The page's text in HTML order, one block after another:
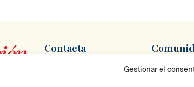
Gestionar el
Contacta
Newsletter